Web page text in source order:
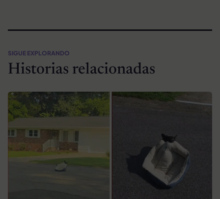
SIGUE EXPLORANDO
Historias relacionadas